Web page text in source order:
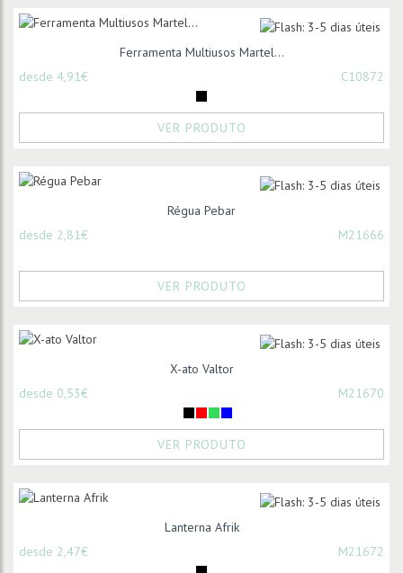
Ferramenta Multiusos Martel...
desde 4,91€
C10872
VER PRODUTO
Régua Pebar
desde 2,81€
M21666
VER PRODUTO
X-ato Valtor
desde 0,53€
M21670
VER PRODUTO
Lanterna Afrik
desde 2,47€
M21672